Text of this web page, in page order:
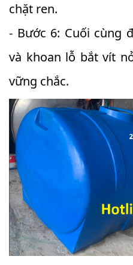
chặt ren.
- Bước 6: Cuối cùng
và khoan lỗ bắt vít
vững chắc.